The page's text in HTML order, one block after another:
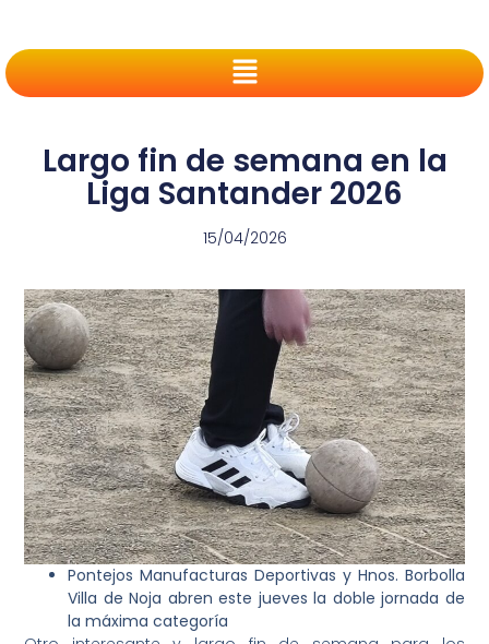
Largo fin de semana en la
Liga Santander 2026
15/04/2026
Pontejos Manufacturas Deportivas y Hnos. Borbolla
Villa de Noja abren este jueves la doble jornada de
la máxima categoría